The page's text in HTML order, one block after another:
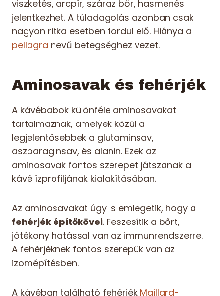
viszketés, arcpír, száraz bőr, hasmenés
jelentkezhet. A túladagolás azonban csak
nagyon ritka esetben fordul elő. Hiánya a
pellagra nevű betegséghez vezet.
Aminosavak és fehérjék
A kávébabok különféle aminosavakat
tartalmaznak, amelyek közül a
legjelentősebbek a glutaminsav,
aszparaginsav, és alanin. Ezek az
aminosavak fontos szerepet játszanak a
kávé ízprofiljának kialakításában.
Az aminosavakat úgy is emlegetik, hogy a
fehérjék építőkövei. Feszesítik a bőrt,
jótékony hatással van az immunrendszerre.
A fehérjéknek fontos szerepük van az
izomépítésben.
A kávéban található fehérjék Maillard-